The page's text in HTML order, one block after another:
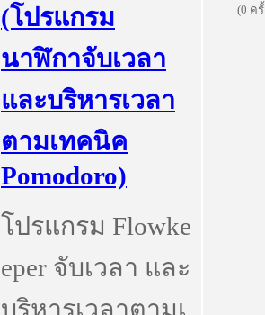
(โปรแกรม
นาฬิกาจับเวลา
และบริหารเวลา
ตามเทคนิค
Pomodoro)
โปรแกรม Flowke
eper จับเวลา และ
บริหารเวลาตามเ
(0 ค